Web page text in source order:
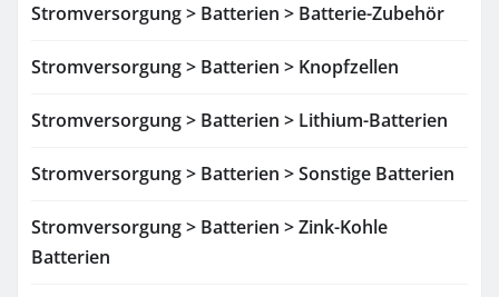
Stromversorgung > Batterien > Batterie-Zubehör
Stromversorgung > Batterien > Knopfzellen
Stromversorgung > Batterien > Lithium-Batterien
Stromversorgung > Batterien > Sonstige Batterien
Stromversorgung > Batterien > Zink-Kohle
Batterien